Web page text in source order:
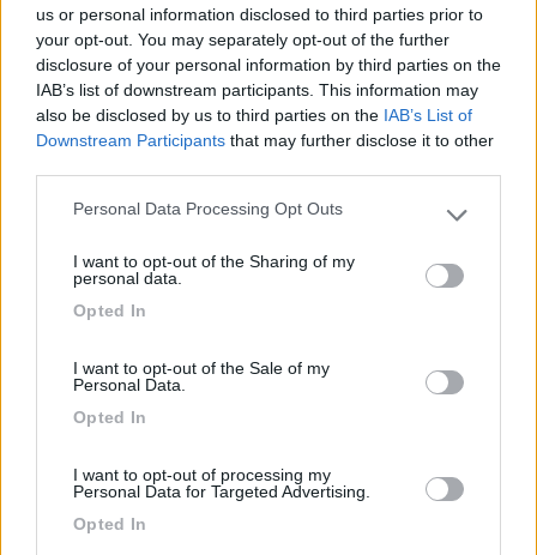
us or personal information disclosed to third parties prior to
your opt-out. You may separately opt-out of the further
disclosure of your personal information by third parties on the
IAB’s list of downstream participants. This information may
also be disclosed by us to third parties on the IAB’s List of
Downstream Participants that may further disclose it to other
Please note that this website/app uses one or more Google
not limited to your visit or usage behaviour. You may click to
use your data for below specified purposes in below Google
Personal Data Processing Opt Outs
I want to opt-out of the Sharing of my
personal data.
Opted In
I want to opt-out of the Sale of my
Personal Data.
Opted In
I want to opt-out of processing my
Personal Data for Targeted Advertising.
Opted In
“Le aperture domenicali primaverili
rappresentano un importante appuntamento con
i nostri clienti e con coloro che si avvicinano per
la prima volta all’esperienza della vacanza en
uscite e, per chi ancora non possiede un veicolo
acquisto del veicolo più adatto per pianificare le
future vacanze. Una visita in concessionaria
un’ottima occasione per finalizzare questa
decisione in tutta tranquillità, toccando con
mano i veicoli di interesse, affidandosi alla
interessanti offerte su numerosi camper e
caravan in pronta consegna.”